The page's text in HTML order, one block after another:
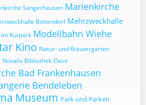
Sangerhausen Marienkirche
Bottendorf Mehrzweckhalle
Kurpark Modellbahn Wiehe
Kino Natur- und Kräutergarten
Novalis Bibliothek Oase
Bad Frankenhausen
Bendeleben
Museum Park und Parken